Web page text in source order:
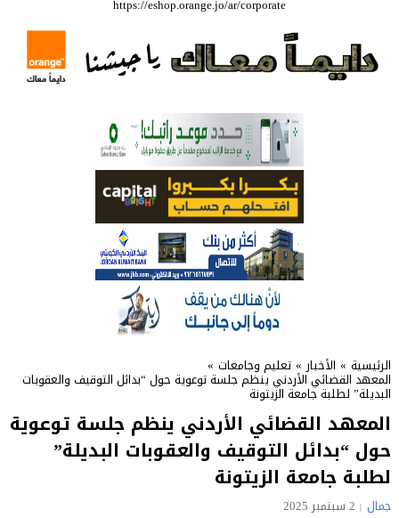
عشرين عاما من دخل الفرد ٤٠٠$ سنويا الى ٦٠٠٠ $ ، فهل نستطيع ؟؟؟؟؟
شركة تسابيح للسياحة والسفر تسير اول رحلة لحجاج بيت الله الحرام عبر مطار
الملكة علياء الدولي – صور
العلمية الثقافية الأردنية
حملة للتبرع بالدم في جامعة الزيتونة الأردنية
https://eshop.orange.jo/ar/corporate
الرئيسية » الأخبار » تعليم وجامعات »
المعهد القضائي الأردني ينظم جلسة توعوية حول “بدائل التوقيف والعقوبات
البديلة” لطلبة جامعة الزيتونة
المعهد القضائي الأردني ينظم جلسة توعوية
حول “بدائل التوقيف والعقوبات البديلة”
لطلبة جامعة الزيتونة
جمال 2 سبتمبر 2025